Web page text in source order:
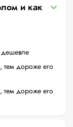
и как
тем дороже его
тем дороже его